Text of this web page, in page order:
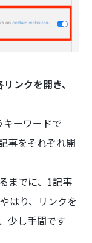
ンクを開き、
ーワードで
事をそれぞれ開
までに、1記事
はり、リンクを
少し手間です